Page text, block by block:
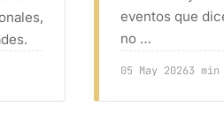
eventos que
no …
05 May 20263 min